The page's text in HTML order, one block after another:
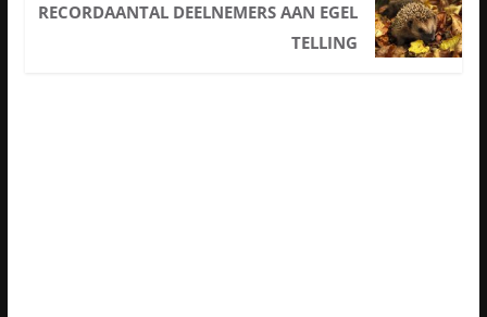
RECORDAANTAL DEELNEMERS AAN EGEL
TELLING